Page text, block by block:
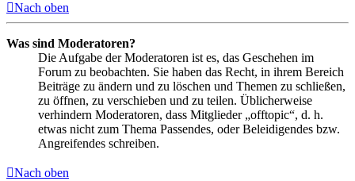
Nach oben
Was sind Moderatoren?
Die Aufgabe der Moderatoren ist es, das Geschehen im
Forum zu beobachten. Sie haben das Recht, in ihrem Bereich
Beiträge zu ändern und zu löschen und Themen zu schließen,
zu öffnen, zu verschieben und zu teilen. Üblicherweise
verhindern Moderatoren, dass Mitglieder „offtopic“, d. h.
etwas nicht zum Thema Passendes, oder Beleidigendes bzw.
Angreifendes schreiben.
Nach oben